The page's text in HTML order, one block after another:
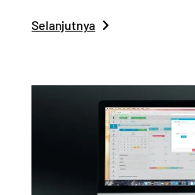
Selanjutnya